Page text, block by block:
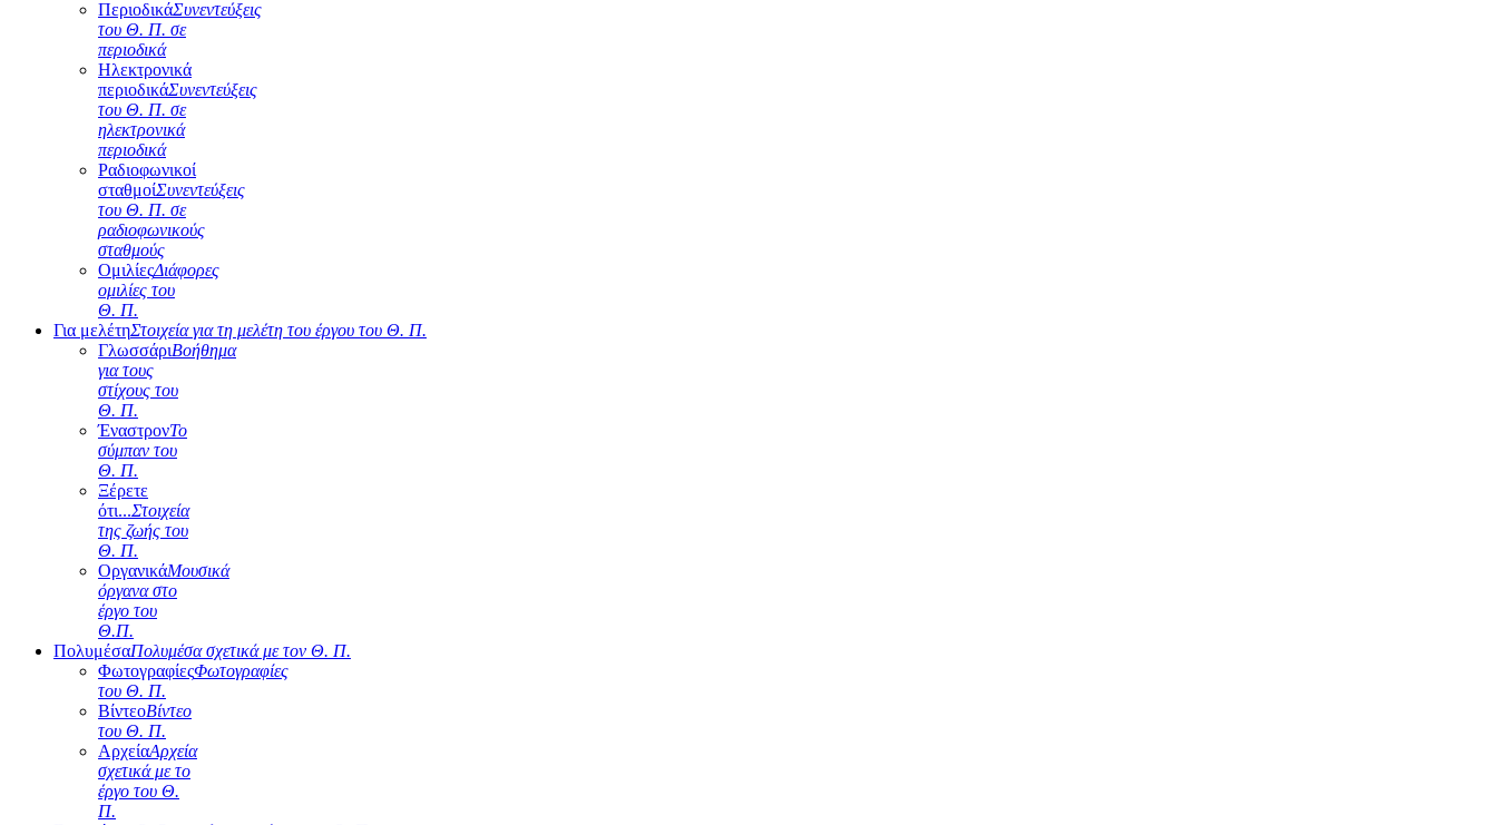
ΠεριοδικάΣυνεντεύξεις
του Θ. Π. σε
περιοδικά
Ηλεκτρονικά
περιοδικάΣυνεντεύξεις
του Θ. Π. σε
ηλεκτρονικά
περιοδικά
Ραδιοφωνικοί
σταθμοίΣυνεντεύξεις
του Θ. Π. σε
ραδιοφωνικούς
σταθμούς
ΟμιλίεςΔιάφορες
ομιλίες του
Θ. Π.
Για μελέτηΣτοιχεία για τη μελέτη του έργου του Θ. Π.
ΓλωσσάριΒοήθημα
για τους
στίχους του
Θ. Π.
ΈναστρονΤο
σύμπαν του
Θ. Π.
Ξέρετε
ότι...Στοιχεία
της ζωής του
Θ. Π.
ΟργανικάΜουσικά
όργανα στο
έργο του
Θ.Π.
ΠολυμέσαΠολυμέσα σχετικά με τον Θ. Π.
ΦωτογραφίεςΦωτογραφίες
του Θ. Π.
ΒίντεοΒίντεο
του Θ. Π.
ΑρχείαΑρχεία
σχετικά με το
έργο του Θ.
Π.